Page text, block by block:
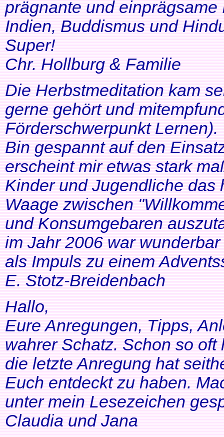
prägnante und
Indien, Buddismus und
Super!
Chr. Hollburg & Familie
Die Herbstmeditation kam
gerne gehört und
Förderschwerpunkt Lernen).
Bin gespannt auf den
erscheint mir etwas stark
Kinder und Jugendliche das
Waage zwischen
und Konsumgebaren
im Jahr 2006 war
als Impuls zu einem
E. Stotz-Breidenbach
Hallo,
Eure Anregungen, Tipps,
wahrer Schatz. Schon so
die letzte Anregung hat
Euch entdeckt zu haben.
unter mein Lesezeichen
Claudia und Jana